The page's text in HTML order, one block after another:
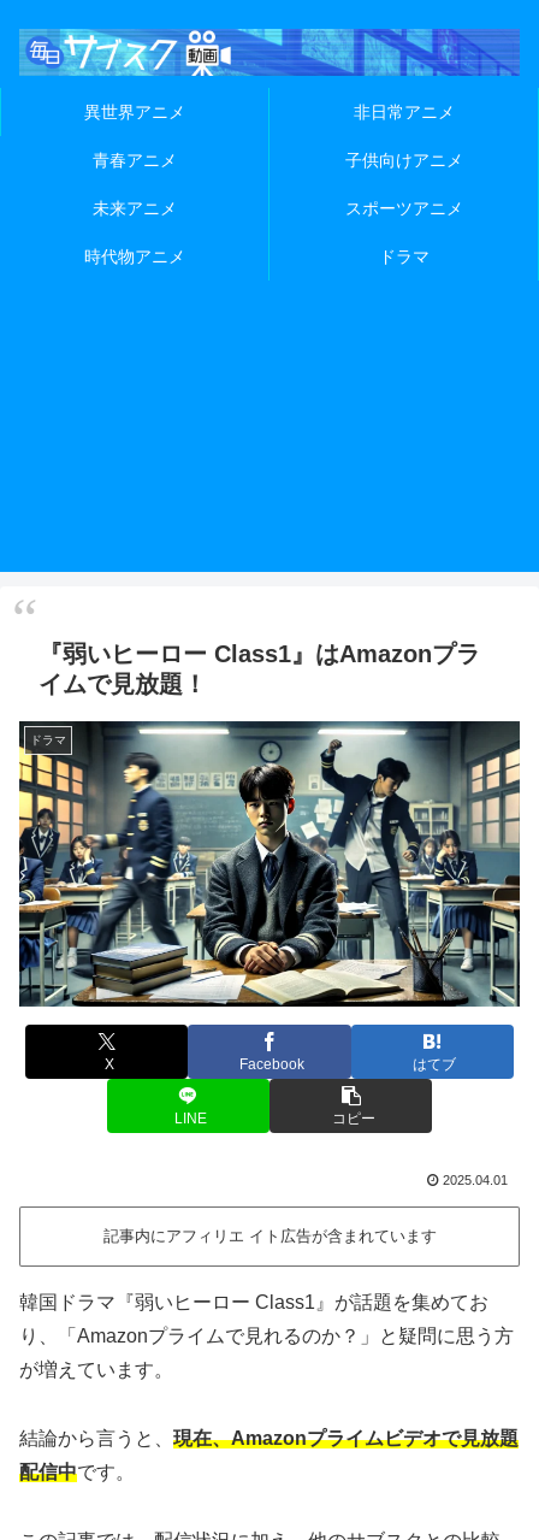
異世界アニメ 非日常アニメ
青春アニメ 子供向けアニメ
未来アニメ スポーツアニメ
時代物アニメ ドラマ
『弱いヒーロー Class1』はAmazonプラ
イムで見放題！
ドラマ
X Facebook はてブ
LINE コピー
2025.04.01
記事内にアフィリエ イト広告が含まれています
韓国ドラマ『弱いヒーロー Class1』が話題を集めてお
り、「Amazonプライムで見れるのか？」と疑問に思う方
が増えています。
結論から言うと、 現在、Amazonプライムビデオで見放題
配信中です。